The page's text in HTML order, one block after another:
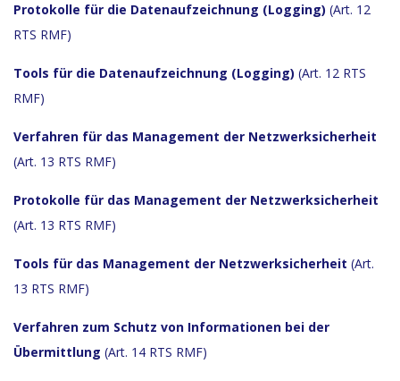
Protokolle für die Datenaufzeichnung (Logging) (Art. 12
RTS RMF)
Tools für die Datenaufzeichnung (Logging) (Art. 12 RTS
RMF)
Verfahren für das Management der Netzwerksicherheit
(Art. 13 RTS RMF)
Protokolle für das Management der Netzwerksicherheit
(Art. 13 RTS RMF)
Tools für das Management der Netzwerksicherheit (Art.
13 RTS RMF)
Verfahren zum Schutz von Informationen bei der
Übermittlung (Art. 14 RTS RMF)